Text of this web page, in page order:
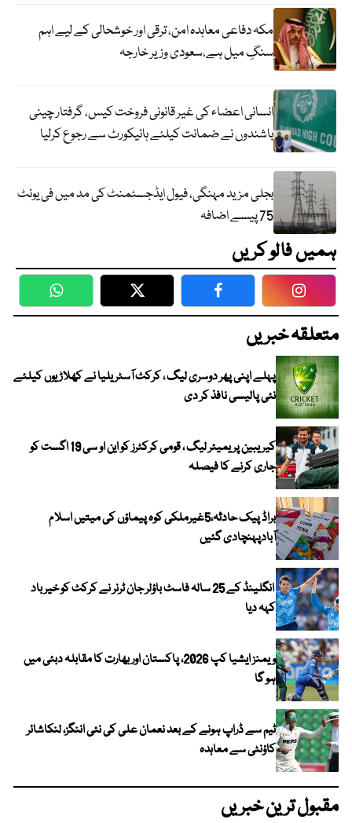
مکہ دفاعی معاہدہ امن، ترقی اور خوشحالی کے لیے اہم
سنگِ میل ہے،سعودی وزیر خارجہ
انسانی اعضاء کی غیر قانونی فروخت کیس، گرفتار چینی
باشندوں نے ضمانت کیلئے ہائیکورٹ سے رجوع کرلیا
بجلی مزید مہنگی، فیول ایڈجسٹمنٹ کی مد میں فی یونٹ
75 پیسے اضافہ
ہمیں فالو کریں
WhatsApp Twitter Facebook
متعلقہ خبریں
پہلے اپنی پھر دوسری لیگ ، کرکٹ آسٹریلیا نے کھلاڑیوں کیلئے
نئی پالیسی نافذ کر دی
کیریبین پریمیئر لیگ ، قومی کرکٹرز کو این او سی 19 اگست کو
جاری کرنے کا فیصلہ
براڈ پیک حادثہ،5غیرملکی کوہ پیماؤں کی میتیں اسلام
آبادپہنچادی گئیں
انگلینڈ کے 25 سالہ فاسٹ باؤلر جان ٹرنر نے کرکٹ کو خیر باد
کہہ دیا
ویمنز ایشیا کپ 2026، پاکستان اور بھارت کا مقابلہ دبئی میں
ہو گا
ٹیم سے ڈراپ ہونے کے بعد نعمان علی کی نئی اننگز، لنکاشائر
کاؤنٹی سے معاہدہ
مقبول ترین خبریں